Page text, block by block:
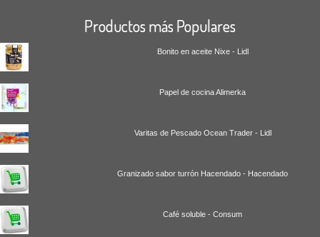
Productos más Populares
Bonito en aceite Nixe - Lidl
Papel de cocina Alimerka
Varitas de Pescado Ocean Trader - Lidl
Granizado sabor turrón Hacendado - Hacendado
Café soluble - Consum